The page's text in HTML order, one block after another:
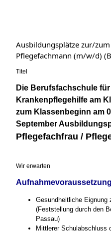
Ausbildungsplätze zur/
Pflegefachmann (m/w/d)
Titel
Die Berufsfachschule
Krankenpflegehilfe am
zum Klassenbeginn am
September
Pflegefachfrau /
Wir erwarten
Gesundheitliche Eignung
(Feststellung durch den
Passau)
Mittlerer Schulabschluss